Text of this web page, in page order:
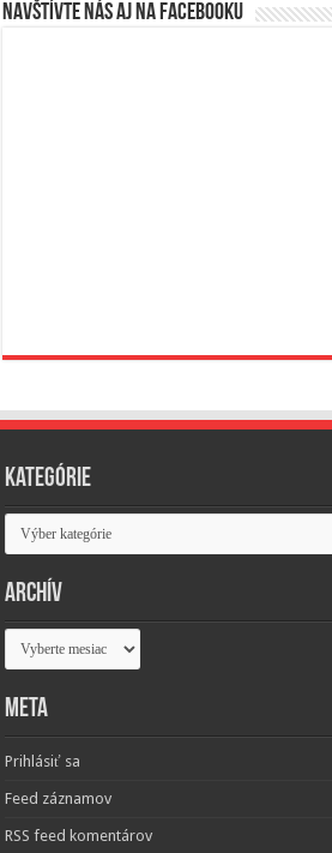
Navštívte nás aj na Facebooku
Kategórie
Kategórie
Archív
Archív
Meta
Prihlásiť sa
Feed záznamov
RSS feed komentárov